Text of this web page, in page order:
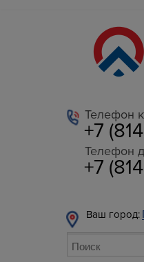
Телефон
+7
Телефон
+7
Ваш город: